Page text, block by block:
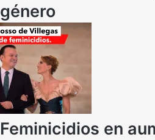
género
Feminicidios en